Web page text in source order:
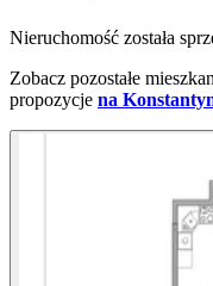
Nieruchomość została
Zobacz pozostałe
propozycje na